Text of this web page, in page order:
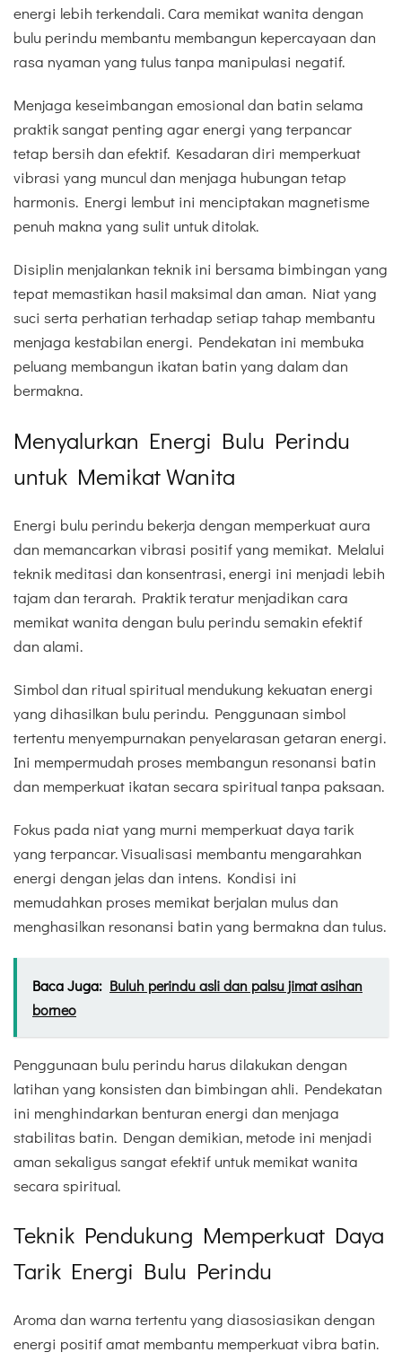
energi lebih terkendali. Cara memikat wanita dengan
bulu perindu membantu membangun kepercayaan dan
rasa nyaman yang tulus tanpa manipulasi negatif.
Menjaga keseimbangan emosional dan batin selama
praktik sangat penting agar energi yang terpancar
tetap bersih dan efektif. Kesadaran diri memperkuat
vibrasi yang muncul dan menjaga hubungan tetap
harmonis. Energi lembut ini menciptakan magnetisme
penuh makna yang sulit untuk ditolak.
Disiplin menjalankan teknik ini bersama bimbingan yang
tepat memastikan hasil maksimal dan aman. Niat yang
suci serta perhatian terhadap setiap tahap membantu
menjaga kestabilan energi. Pendekatan ini membuka
peluang membangun ikatan batin yang dalam dan
bermakna.
Menyalurkan Energi Bulu Perindu
untuk Memikat Wanita
Energi bulu perindu bekerja dengan memperkuat aura
dan memancarkan vibrasi positif yang memikat. Melalui
teknik meditasi dan konsentrasi, energi ini menjadi lebih
tajam dan terarah. Praktik teratur menjadikan cara
memikat wanita dengan bulu perindu semakin efektif
dan alami.
Simbol dan ritual spiritual mendukung kekuatan energi
yang dihasilkan bulu perindu. Penggunaan simbol
tertentu menyempurnakan penyelarasan getaran energi.
Ini mempermudah proses membangun resonansi batin
dan memperkuat ikatan secara spiritual tanpa paksaan.
Fokus pada niat yang murni memperkuat daya tarik
yang terpancar. Visualisasi membantu mengarahkan
energi dengan jelas dan intens. Kondisi ini
memudahkan proses memikat berjalan mulus dan
menghasilkan resonansi batin yang bermakna dan tulus.
Baca Juga: Buluh perindu asli dan palsu jimat asihan
borneo
Penggunaan bulu perindu harus dilakukan dengan
latihan yang konsisten dan bimbingan ahli. Pendekatan
ini menghindarkan benturan energi dan menjaga
stabilitas batin. Dengan demikian, metode ini menjadi
aman sekaligus sangat efektif untuk memikat wanita
secara spiritual.
Teknik Pendukung Memperkuat Daya
Tarik Energi Bulu Perindu
Aroma dan warna tertentu yang diasosiasikan dengan
energi positif amat membantu memperkuat vibra batin.